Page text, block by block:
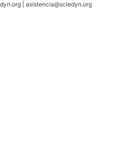
| asistencia@scledyn.org